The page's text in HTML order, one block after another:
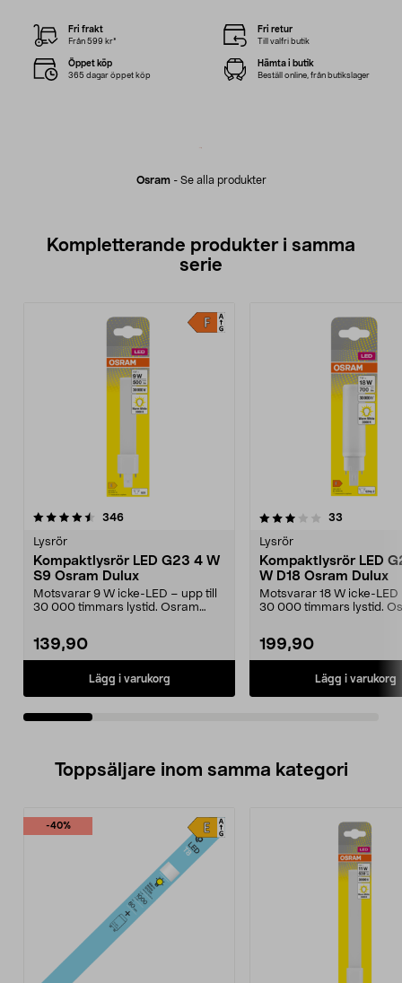
Osram- Se alla produkter
Fri frakt
Från 599 kr*
Fri retur
Till valfri butik
Öppet köp
365 dagar öppet köp
Hämta i butik
Beställ online, från butikslager
Kompletterande produkter i samma
serie
346recensioner
Lysrör
Kompaktlysrör LED G23 4 W
S9 Osram Dulux
Motsvarar 9 W icke-LED – upp till
30 000 timmars lystid. Osram
139,90
Lägg i varukorg
3.5av 5 stjärnor 33
Lysrör
Kompaktlysrör LED
W D18 Osram Dulux
Motsvarar 18 W icke-LED
30 000 timmars lystid.
199,90
Lägg i varukorg
4.5av 5 stjärnor
Toppsäljare inom samma kategori
-40%